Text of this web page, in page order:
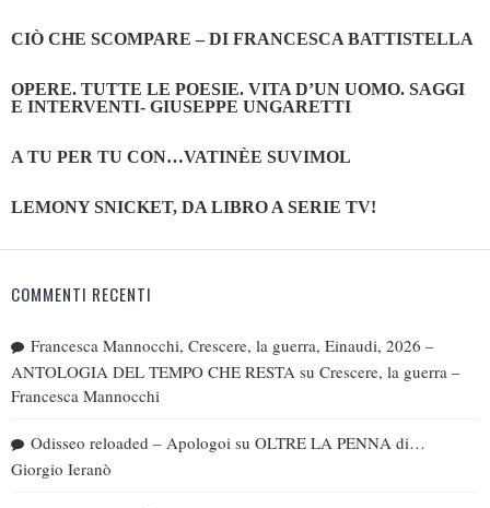
CIÒ CHE SCOMPARE – DI FRANCESCA BATTISTELLA
OPERE. TUTTE LE POESIE. VITA D’UN UOMO. SAGGI
E INTERVENTI- GIUSEPPE UNGARETTI
A TU PER TU CON…VATINÈE SUVIMOL
LEMONY SNICKET, DA LIBRO A SERIE TV!
COMMENTI RECENTI
Francesca Mannocchi, Crescere, la guerra, Einaudi, 2026 –
ANTOLOGIA DEL TEMPO CHE RESTA su Crescere, la guerra –
Francesca Mannocchi
Odisseo reloaded – Apologoi su OLTRE LA PENNA di…
Giorgio Ieranò